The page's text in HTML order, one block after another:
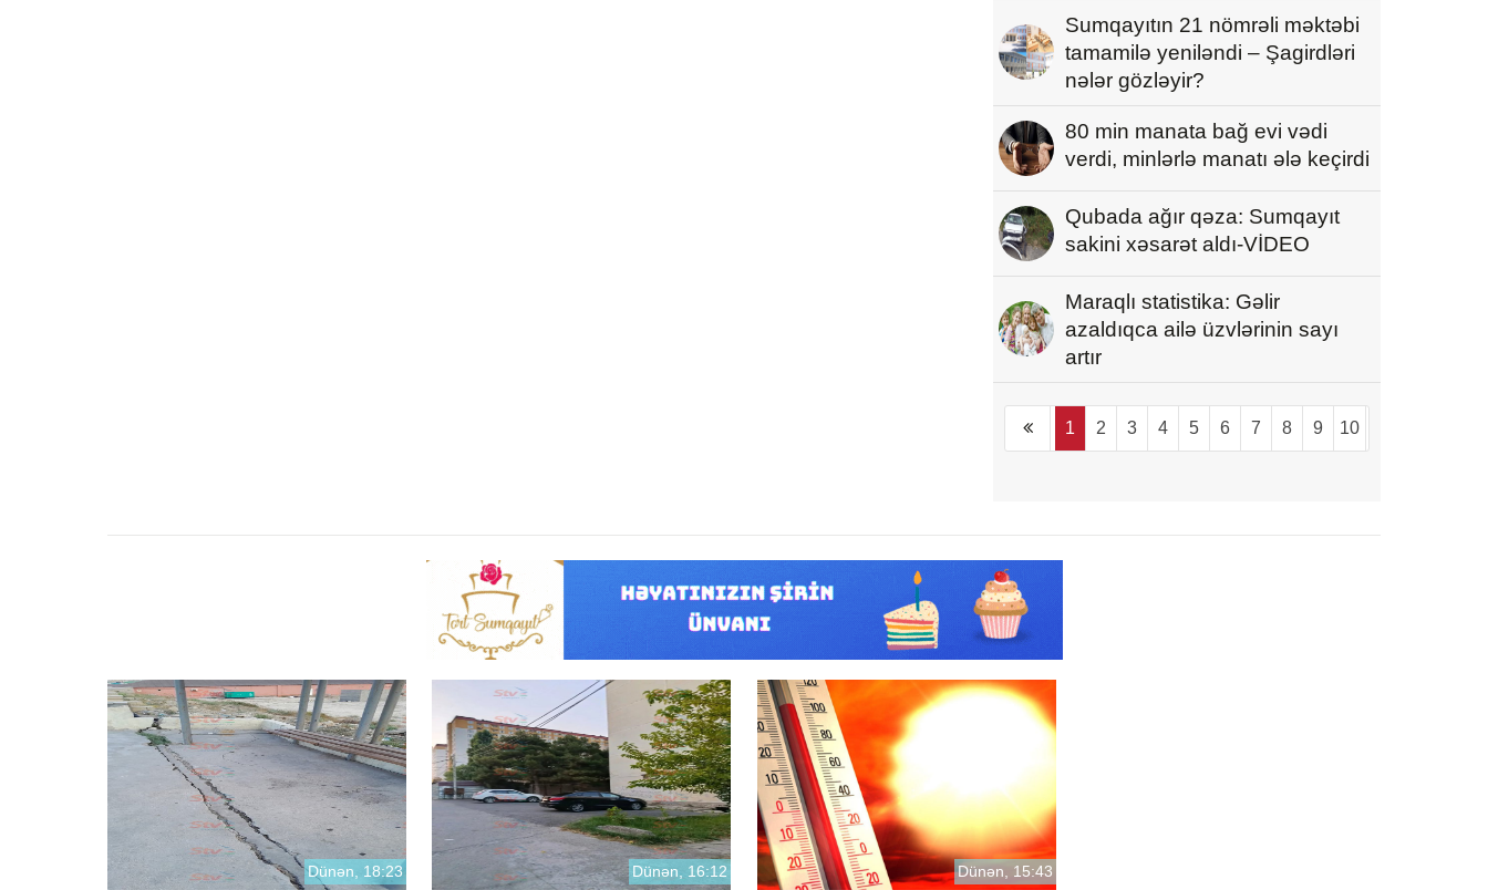
Sumqayıtın 21 nömrəli məktəbi
tamamilə yeniləndi – Şagirdləri
nələr gözləyir?
80 min manata bağ evi vədi
verdi, minlərlə manatı ələ keçirdi
Qubada ağır qəza: Sumqayıt
sakini xəsarət aldı-VİDEO
Maraqlı statistika: Gəlir
azaldıqca ailə üzvlərinin sayı
artır
1 2 3 4 5 6 7 8 9 10
Dünən, 18:23 Dünən, 16:12 Dünən, 15:43